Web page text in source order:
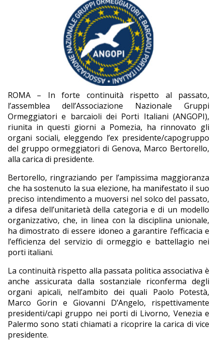
ROMA – In forte continuità rispetto al passato,
l’assemblea dell’Associazione Nazionale Gruppi
Ormeggiatori e barcaioli dei Porti Italiani (ANGOPI),
riunita in questi giorni a Pomezia, ha rinnovato gli
organi sociali, eleggendo l’ex presidente/capogruppo
del gruppo ormeggiatori di Genova, Marco Bertorello,
alla carica di presidente.
Bertorello, ringraziando per l’ampissima maggioranza
che ha sostenuto la sua elezione, ha manifestato il suo
preciso intendimento a muoversi nel solco del passato,
a difesa dell’unitarietà della categoria e di un modello
organizzativo, che, in linea con la disciplina unionale,
ha dimostrato di essere idoneo a garantire l’efficacia e
l’efficienza del servizio di ormeggio e battellagio nei
porti italiani.
La continuità rispetto alla passata politica associativa è
anche assicurata dalla sostanziale riconferma degli
organi apicali, nell’ambito dei quali Paolo Potestà,
Marco Gorin e Giovanni D’Angelo, rispettivamente
presidenti/capi gruppo nei porti di Livorno, Venezia e
Palermo sono stati chiamati a ricoprire la carica di vice
presidente.